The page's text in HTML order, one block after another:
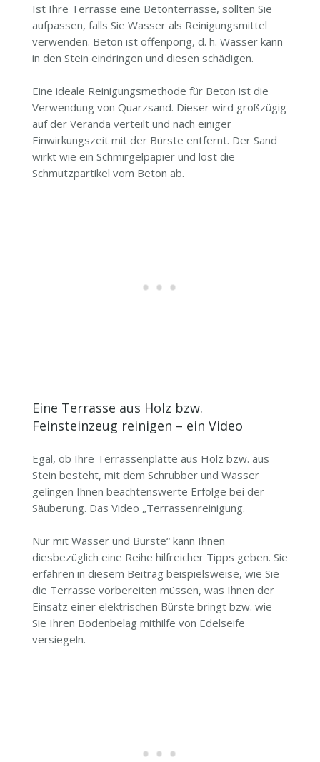
Ist Ihre Terrasse eine Betonterrasse, sollten Sie
aufpassen, falls Sie Wasser als Reinigungsmittel
verwenden. Beton ist offenporig, d. h. Wasser kann
in den Stein eindringen und diesen schädigen.
Eine ideale Reinigungsmethode für Beton ist die
Verwendung von Quarzsand. Dieser wird großzügig
auf der Veranda verteilt und nach einiger
Einwirkungszeit mit der Bürste entfernt. Der Sand
wirkt wie ein Schmirgelpapier und löst die
Schmutzpartikel vom Beton ab.
Eine Terrasse aus Holz bzw.
Feinsteinzeug reinigen – ein Video
Egal, ob Ihre Terrassenplatte aus Holz bzw. aus
Stein besteht, mit dem Schrubber und Wasser
gelingen Ihnen beachtenswerte Erfolge bei der
Säuberung. Das Video „Terrassenreinigung.
Nur mit Wasser und Bürste“ kann Ihnen
diesbezüglich eine Reihe hilfreicher Tipps geben. Sie
erfahren in diesem Beitrag beispielsweise, wie Sie
die Terrasse vorbereiten müssen, was Ihnen der
Einsatz einer elektrischen Bürste bringt bzw. wie
Sie Ihren Bodenbelag mithilfe von Edelseife
versiegeln.